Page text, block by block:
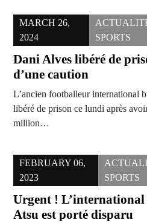
MARCH 26,
2024
SPORTS
Dani Alves libéré de
d’une caution
L’ancien footballeur international
libéré de prison ce lundi après
million…
FEBRUARY 06,
2023
SPORTS
Urgent !
Atsu est porté disparu